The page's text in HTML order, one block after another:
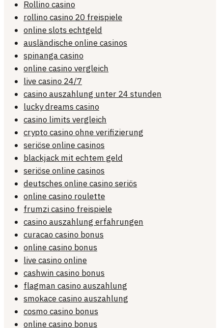
Rollino casino
rollino casino 20 freispiele
online slots echtgeld
ausländische online casinos
spinanga casino
online casino vergleich
live casino 24/7
casino auszahlung unter 24 stunden
lucky dreams casino
casino limits vergleich
crypto casino ohne verifizierung
seriöse online casinos
blackjack mit echtem geld
seriöse online casinos
deutsches online casino seriös
online casino roulette
frumzi casino freispiele
casino auszahlung erfahrungen
curacao casino bonus
online casino bonus
live casino online
cashwin casino bonus
flagman casino auszahlung
smokace casino auszahlung
cosmo casino bonus
online casino bonus